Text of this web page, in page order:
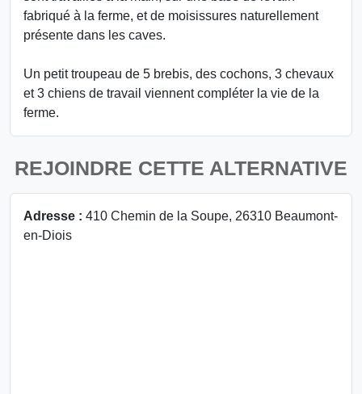
fabriqué à la ferme, et de moisissures naturellement
présente dans les caves.
Un petit troupeau de 5 brebis, des cochons, 3 chevaux
et 3 chiens de travail viennent compléter la vie de la
ferme.
REJOINDRE CETTE ALTERNATIVE
Adresse : 410 Chemin de la Soupe, 26310 Beaumont-
en-Diois